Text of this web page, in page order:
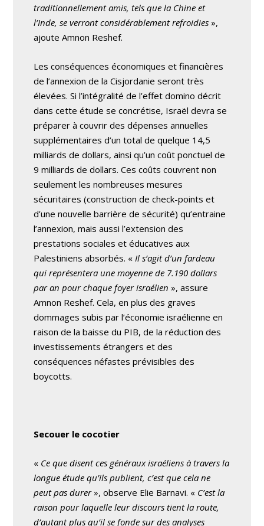
traditionnellement amis, tels que la Chine et
l’Inde, se verront considérablement refroidies »,
ajoute Amnon Reshef.
Les conséquences économiques et financières
de l’annexion de la Cisjordanie seront très
élevées. Si l’intégralité de l’effet domino décrit
dans cette étude se concrétise, Israël devra se
préparer à couvrir des dépenses annuelles
supplémentaires d’un total de quelque 14,5
milliards de dollars, ainsi qu’un coût ponctuel de
9 milliards de dollars. Ces coûts couvrent non
seulement les nombreuses mesures
sécuritaires (construction de check-points et
d’une nouvelle barrière de sécurité) qu’entraine
l’annexion, mais aussi l’extension des
prestations sociales et éducatives aux
Palestiniens absorbés. «Il s’agit d’un fardeau
qui représentera une moyenne de 7.190 dollars
par an pour chaque foyer israélien », assure
Amnon Reshef. Cela, en plus des graves
dommages subis par l’économie israélienne en
raison de la baisse du PIB, de la réduction des
investissements étrangers et des
conséquences néfastes prévisibles des
boycotts.
Secouer le cocotier
« Ce que disent ces généraux israéliens à travers la
longue étude qu’ils publient, c’est que cela ne
peut pas durer», observe Elie Barnavi. « C’est la
raison pour laquelle leur discours tient la route,
d’autant plus qu’il se fonde sur des analyses